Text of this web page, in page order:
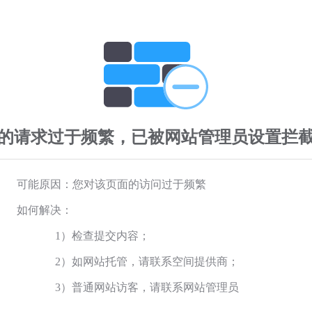
请求过于频繁，已被网站管理员设置拦
可能原因：您对该页面的访问过于频繁
如何解决：
1）检查提交内容；
2）如网站托管，请联系空间提供商；
3）普通网站访客，请联系网站管理员